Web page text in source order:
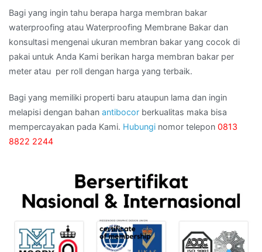
Bagi yang ingin tahu berapa harga membran bakar
waterproofing atau Waterproofing Membrane Bakar dan
konsultasi mengenai ukuran membran bakar yang cocok di
pakai untuk Anda Kami berikan harga membran bakar per
meter atau per roll dengan harga yang terbaik.
Bagi yang memiliki properti baru ataupun lama dan ingin
melapisi dengan bahan antibocor berkualitas maka bisa
mempercayakan pada Kami. Hubungi nomor telepon 0813
8822 2244